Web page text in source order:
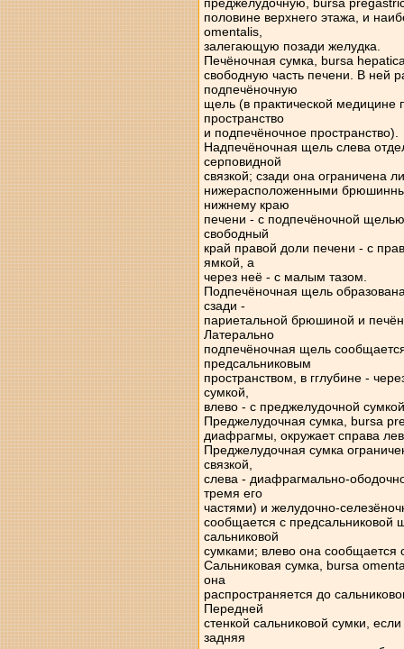
половине верхнего этажа, и
omentalis,
залегающую позади желудка.
Печёночная сумка, bursa
свободную часть печени. В ней
подпечёночную
щель (в практической
пространство
и подпечёночное пространство).
Надпечёночная щель слева
серповидной
связкой; сзади она ограничена
нижерасположенными
нижнему краю
печени - с подпечёночной
свободный
край правой доли печени - с
ямкой, а
через неё - с малым тазом.
Подпечёночная щель
сзади -
париетальной брюшиной и
Латерально
подпечёночная щель
предсальниковым
пространством, в гглубине -
сумкой,
влево - с преджелудочной
Преджелудочная сумка, bursa
диафрагмы, окружает справа
Преджелудочная сумка
связкой,
слева - диафрагмально-
тремя его
частями) и желудочно-
сообщается с предсальниковой
сальниковой
сумками; влево она
Сальниковая сумка, bursa
она
распространяется до
Передней
стенкой сальниковой сумки,
задняя